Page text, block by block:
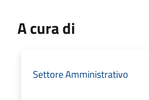
A cura di
Settore Amministrativo